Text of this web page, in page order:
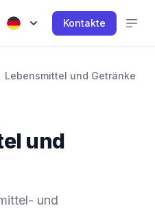
Kontakte
Lebensmittel und Getränke
und
und